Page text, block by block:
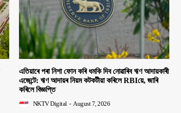
এতিয়াৰে পৰা নিশা ফোন কৰি ধমকি দিব নোৱাৰিব ঋণ আদায়কাৰী
এজেন্টে: ঋণ আদায়ৰ নিয়ম কটকটীয়া কৰিলে RBIয়ে, জাৰি
কৰিলে বিজ্ঞপ্তি
NKTV Digital - August 7, 2026